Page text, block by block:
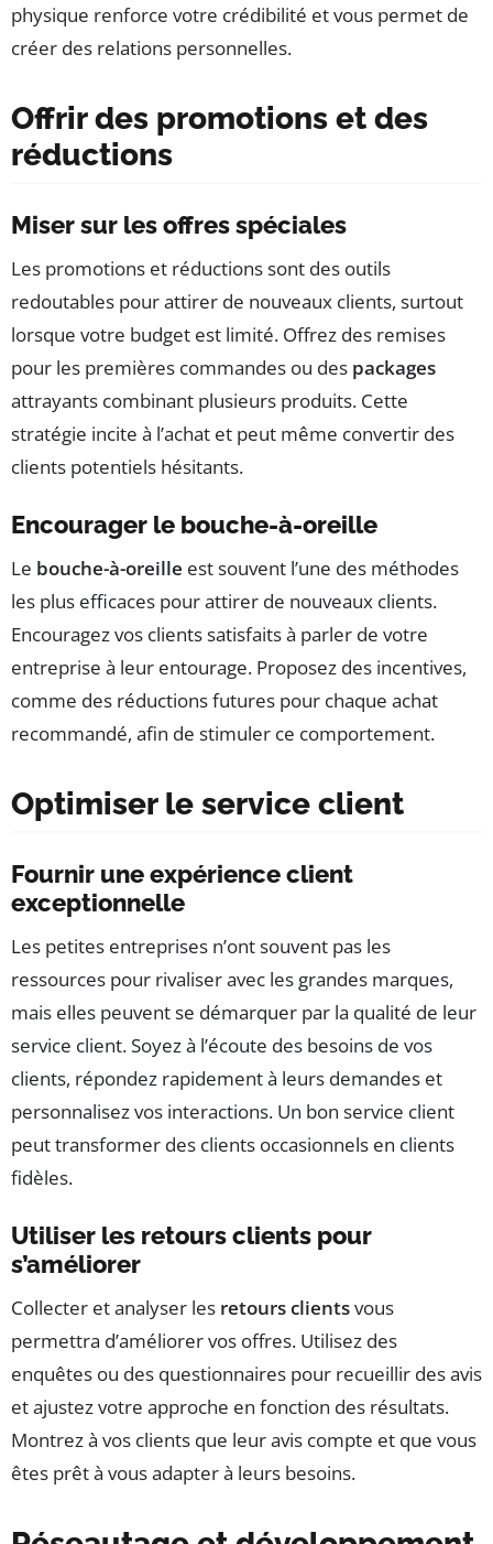
physique renforce votre crédibilité et vous permet de
créer des relations personnelles.
Offrir des promotions et des
réductions
Miser sur les offres spéciales
Les promotions et réductions sont des outils
redoutables pour attirer de nouveaux clients, surtout
lorsque votre budget est limité. Offrez des remises
pour les premières commandes ou des packages
attrayants combinant plusieurs produits. Cette
stratégie incite à l’achat et peut même convertir des
clients potentiels hésitants.
Encourager le bouche-à-oreille
Le bouche-à-oreille est souvent l’une des méthodes
les plus efficaces pour attirer de nouveaux clients.
Encouragez vos clients satisfaits à parler de votre
entreprise à leur entourage. Proposez des incentives,
comme des réductions futures pour chaque achat
recommandé, afin de stimuler ce comportement.
Optimiser le service client
Fournir une expérience client
exceptionnelle
Les petites entreprises n’ont souvent pas les
ressources pour rivaliser avec les grandes marques,
mais elles peuvent se démarquer par la qualité de leur
service client. Soyez à l’écoute des besoins de vos
clients, répondez rapidement à leurs demandes et
personnalisez vos interactions. Un bon service client
peut transformer des clients occasionnels en clients
fidèles.
Utiliser les retours clients pour
s’améliorer
Collecter et analyser les retours clientsvous
permettra d’améliorer vos offres. Utilisez des
enquêtes ou des questionnaires pour recueillir des avis
et ajustez votre approche en fonction des résultats.
Montrez à vos clients que leur avis compte et que vous
êtes prêt à vous adapter à leurs besoins.